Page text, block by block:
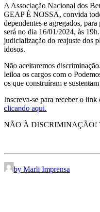
A Associação Nacional dos
GEAP É NOSSA, convida
dependentes e agregados,
será no dia 16/01/2024, às
judicialização do reajuste dos
idosos.
Não aceitaremos
leiloa os cargos com o
os que construíram e
Inscreva-se para receber o
clicando aqui.
NÃO À DISCRIMINAÇÃO!
by Marli Imprensa